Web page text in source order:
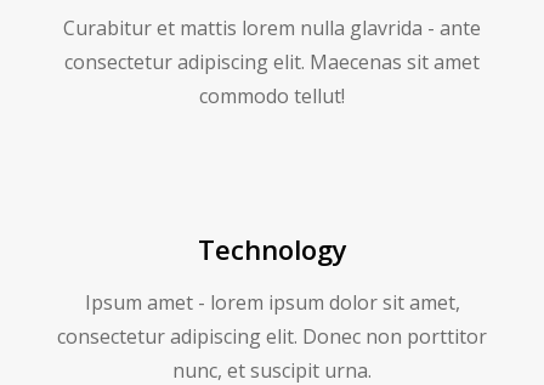
Curabitur et mattis lorem nulla glavrida - ante
consectetur adipiscing elit. Maecenas sit amet
commodo tellut!
Technology
Ipsum amet - lorem ipsum dolor sit amet,
consectetur adipiscing elit. Donec non porttitor
nunc, et suscipit urna.